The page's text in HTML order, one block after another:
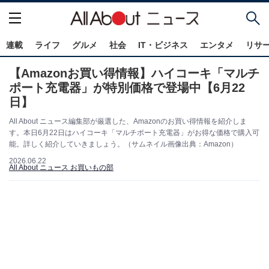
連載 ライフ グルメ 社会 IT・ビジネス エンタメ リサ
【Amazonお買い得情報】ハイコーキ「マルチ
ポート充電器」が特別価格で登場中【6月22
日】
All About ニュース編集部が厳選した、Amazonのお買い得情報を紹介しま
す。本日6月22日はハイコーキ「マルチポート充電器」がお得な価格で購入可
能。詳しく紹介していきましょう。（サムネイル画像出典：Amazon）
2026.06.22
All About ニュース お買いもの部